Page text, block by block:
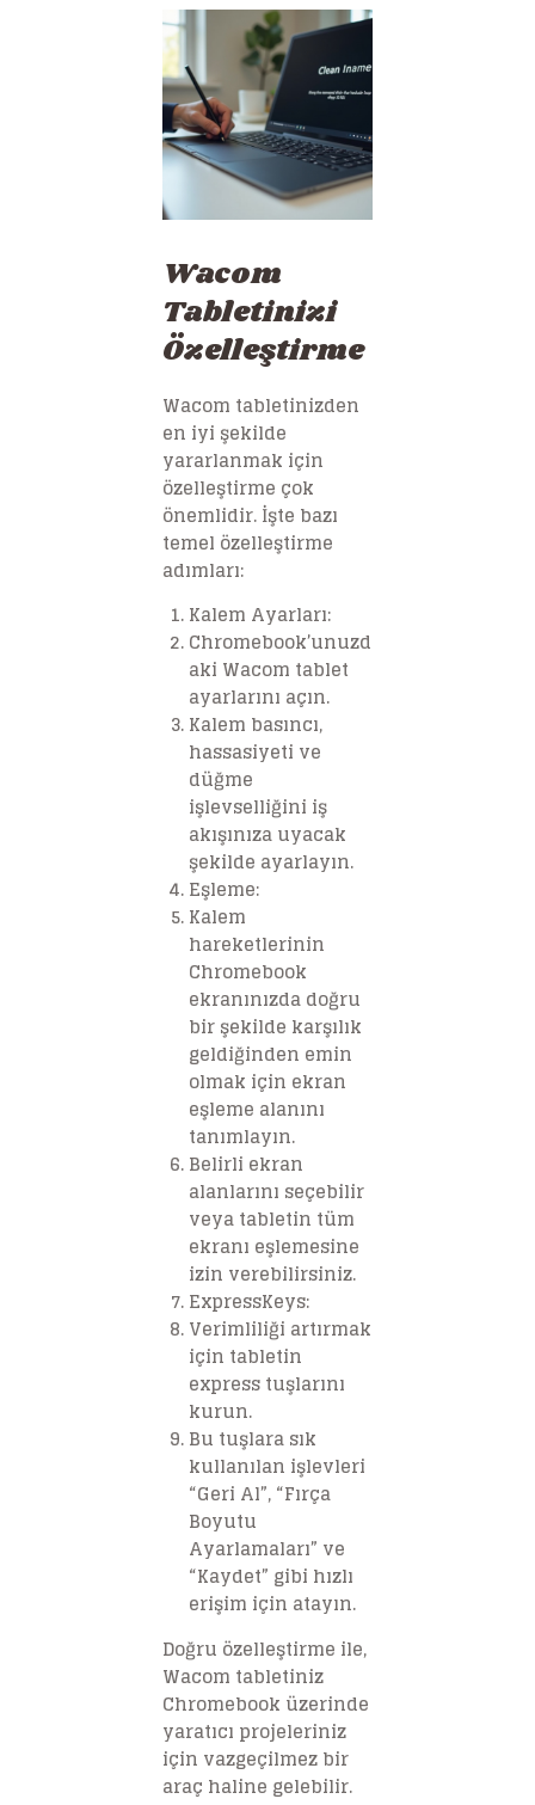
Wacom
Tabletinizi
Özelleştirme
Wacom tabletinizden
en iyi şekilde
yararlanmak için
özelleştirme çok
önemlidir. İşte bazı
temel özelleştirme
adımları:
Kalem Ayarları:
Chromebook’unuzd
aki Wacom tablet
ayarlarını açın.
Kalem basıncı,
hassasiyeti ve
düğme
işlevselliğini iş
akışınıza uyacak
şekilde ayarlayın.
Eşleme:
Kalem
hareketlerinin
Chromebook
ekranınızda doğru
bir şekilde karşılık
geldiğinden emin
olmak için ekran
eşleme alanını
tanımlayın.
Belirli ekran
alanlarını seçebilir
veya tabletin tüm
ekranı eşlemesine
izin verebilirsiniz.
ExpressKeys:
Verimliliği artırmak
için tabletin
express tuşlarını
kurun.
Bu tuşlara sık
kullanılan işlevleri
“Geri Al”, “Fırça
Boyutu
Ayarlamaları” ve
“Kaydet” gibi hızlı
erişim için atayın.
Doğru özelleştirme ile,
Wacom tabletiniz
Chromebook üzerinde
yaratıcı projeleriniz
için vazgeçilmez bir
araç haline gelebilir.